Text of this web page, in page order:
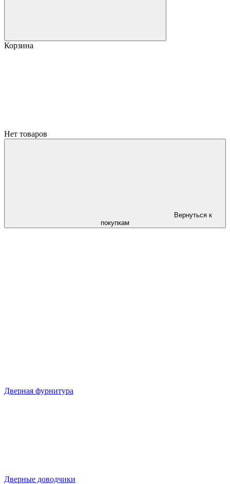
Корзина
Нет товаров
Вернуться к
покупкам
Дверная фурнитура
Дверные доводчики